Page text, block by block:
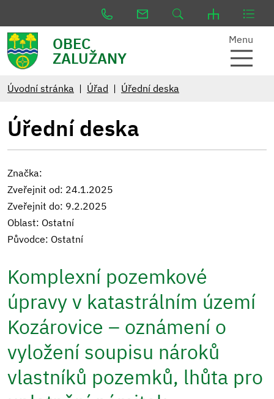
OBEC
ZALUŽANY
Menu
Úvodní stránka Úřad Úřední deska
Úřední deska
Značka:
Zveřejnit od: 24.1.2025
Zveřejnit do: 9.2.2025
Oblast: Ostatní
Původce: Ostatní
Komplexní pozemkové
úpravy v katastrálním území
Kozárovice – oznámení o
vyložení soupisu nároků
vlastníků pozemků, lhůta pro